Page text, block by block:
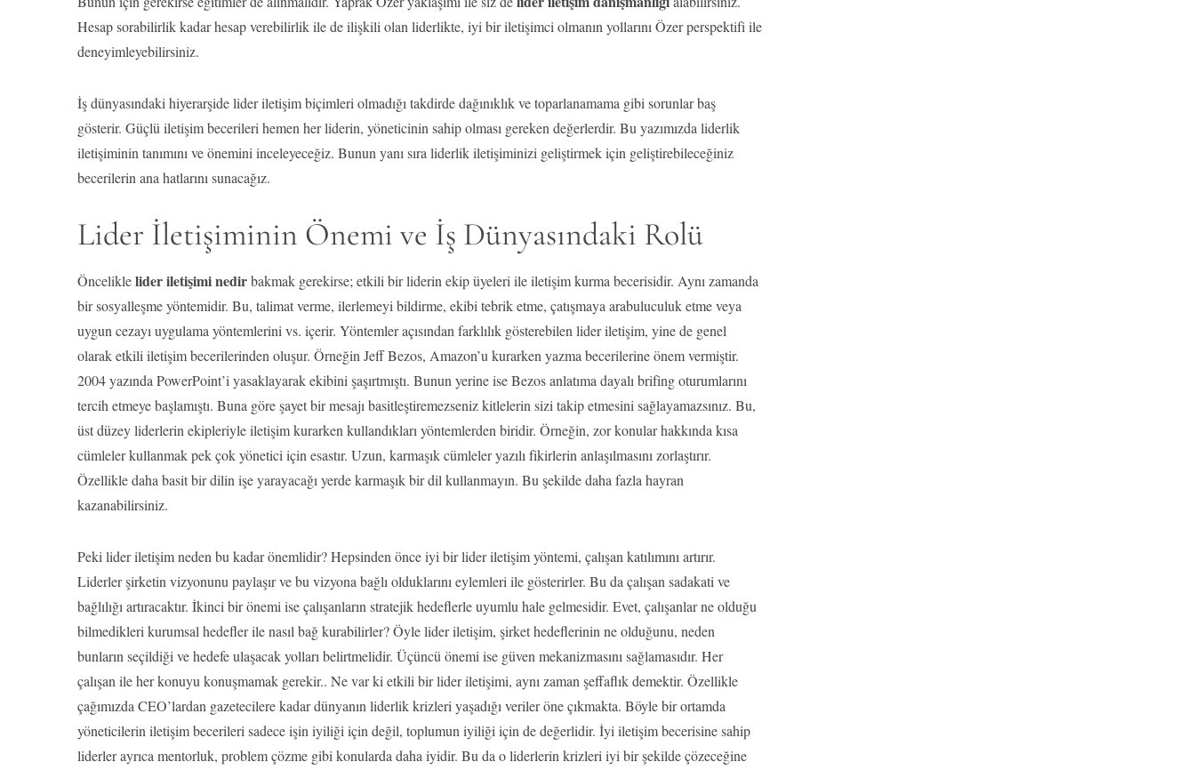
Hesap sorabilirlik kadar hesap verebilirlik ile de ilişkili olan liderlikte, iyi bir iletişimci olmanın yollarını Özer perspektifi ile
deneyimleyebilirsiniz.
İş dünyasındaki hiyerarşide lider iletişim biçimleri olmadığı takdirde dağınıklık ve toparlanamama gibi sorunlar baş
gösterir. Güçlü iletişim becerileri hemen her liderin, yöneticinin sahip olması gereken değerlerdir. Bu yazımızda liderlik
iletişiminin tanımını ve önemini inceleyeceğiz. Bunun yanı sıra liderlik iletişiminizi geliştirmek için geliştirebileceğiniz
becerilerin ana hatlarını sunacağız.
Lider İletişiminin Önemi ve İş Dünyasındaki Rolü
Önceliklelider iletişimi nedirbakmak gerekirse; etkili bir liderin ekip üyeleri ile iletişim kurma becerisidir. Aynı zamanda
bir sosyalleşme yöntemidir. Bu, talimat verme, ilerlemeyi bildirme, ekibi tebrik etme, çatışmaya arabuluculuk etme veya
uygun cezayı uygulama yöntemlerini vs. içerir. Yöntemler açısından farklılık gösterebilen lider iletişim, yine de genel
olarak etkili iletişim becerilerinden oluşur. Örneğin Jeff Bezos, Amazon’u kurarken yazma becerilerine önem vermiştir.
2004 yazında PowerPoint’i yasaklayarak ekibini şaşırtmıştı. Bunun yerine ise Bezos anlatıma dayalı brifing oturumlarını
tercih etmeye başlamıştı. Buna göre şayet bir mesajı basitleştiremezseniz kitlelerin sizi takip etmesini sağlayamazsınız. Bu,
üst düzey liderlerin ekipleriyle iletişim kurarken kullandıkları yöntemlerden biridir. Örneğin, zor konular hakkında kısa
cümleler kullanmak pek çok yönetici için esastır. Uzun, karmaşık cümleler yazılı fikirlerin anlaşılmasını zorlaştırır.
Özellikle daha basit bir dilin işe yarayacağı yerde karmaşık bir dil kullanmayın. Bu şekilde daha fazla hayran
kazanabilirsiniz.
Peki lider iletişim neden bu kadar önemlidir? Hepsinden önce iyi bir lider iletişim yöntemi, çalışan katılımını artırır.
Liderler şirketin vizyonunu paylaşır ve bu vizyona bağlı olduklarını eylemleri ile gösterirler. Bu da çalışan sadakati ve
bağlılığı artıracaktır. İkinci bir önemi ise çalışanların stratejik hedeflerle uyumlu hale gelmesidir. Evet, çalışanlar ne olduğu
bilmedikleri kurumsal hedefler ile nasıl bağ kurabilirler? Öyle lider iletişim, şirket hedeflerinin ne olduğunu, neden
bunların seçildiği ve hedefe ulaşacak yolları belirtmelidir. Üçüncü önemi ise güven mekanizmasını sağlamasıdır. Her
çalışan ile her konuyu konuşmamak gerekir.. Ne var ki etkili bir lider iletişimi, aynı zaman şeffaflık demektir. Özellikle
çağımızda CEO’lardan gazetecilere kadar dünyanın liderlik krizleri yaşadığı veriler öne çıkmakta. Böyle bir ortamda
yöneticilerin iletişim becerileri sadece işin iyiliği için değil, toplumun iyiliği için de değerlidir. İyi iletişim becerisine sahip
liderler ayrıca mentorluk, problem çözme gibi konularda daha iyidir. Bu da o liderlerin krizleri iyi bir şekilde çözeceğine